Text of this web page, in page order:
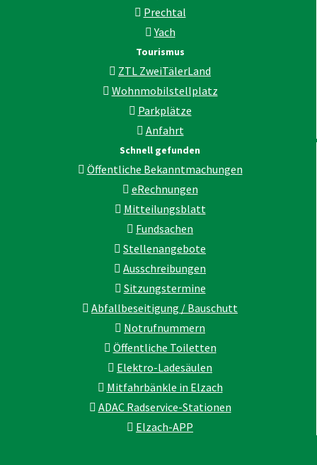
Prechtal
Yach
Tourismus
ZTL ZweiTälerLand
Wohnmobilstellplatz
Parkplätze
Anfahrt
Schnell gefunden
Öffentliche Bekanntmachungen
eRechnungen
Mitteilungsblatt
Fundsachen
Stellenangebote
Ausschreibungen
Sitzungstermine
Abfallbeseitigung / Bauschutt
Notrufnummern
Öffentliche Toiletten
Elektro-Ladesäulen
Mitfahrbänkle in Elzach
ADAC Radservice-Stationen
Elzach-APP